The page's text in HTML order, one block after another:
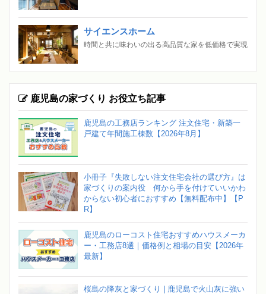
サイエンスホーム
時間と共に味わいの出る高品質な家を低価格で実現
鹿児島の家づくり お役立ち記事
鹿児島の工務店ランキング 注文住宅・新築一
戸建て年間施工棟数【2026年8月】
小冊子『失敗しない注文住宅会社の選び方』は
家づくりの案内役 何から手を付けていいかわ
からない初心者におすすめ【無料配布中】【P
R】
鹿児島のローコスト住宅おすすめハウスメーカ
ー・工務店8選｜価格例と相場の目安【2026年
最新】
桜島の降灰と家づくり | 鹿児島で火山灰に強い